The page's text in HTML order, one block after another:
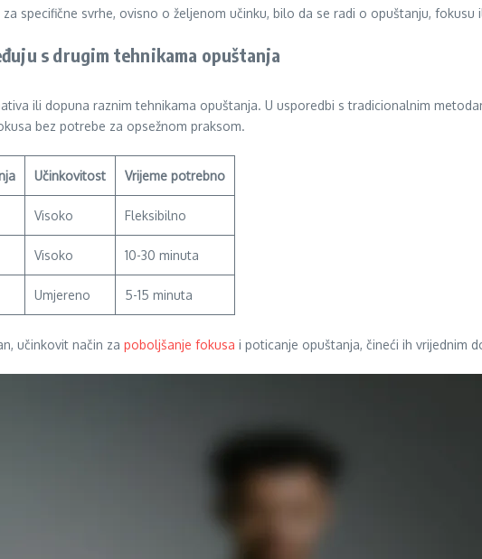
specifične svrhe, ovisno o željenom učinku, bilo da se radi o opuštanju, fokusu
s drugim tehnikama opuštanja
ili dopuna raznim tehnikama opuštanja. U usporedbi s tradicionalnim
bez potrebe za opsežnom praksom.
Učinkovitost Vrijeme potrebno
Visoko Fleksibilno
Visoko 10-30 minuta
Umjereno 5-15 minuta
učinkovit način za poboljšanje fokusa i poticanje opuštanja, čineći ih vrijednim